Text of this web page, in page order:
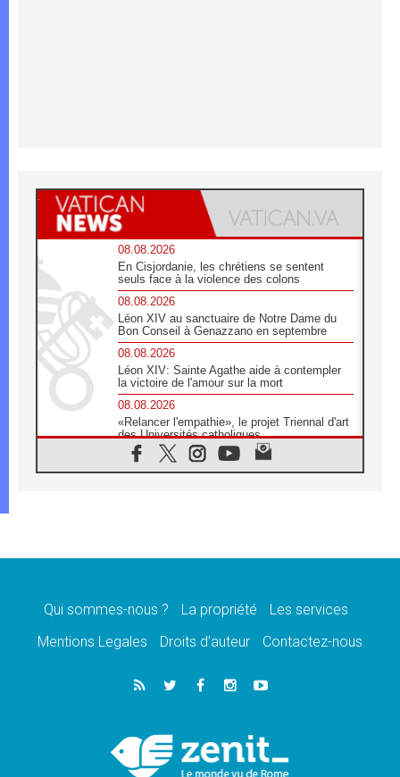
08.08.2026
En Cisjordanie, les chrétiens se sentent
seuls face à la violence des colons
08.08.2026
Léon XIV au sanctuaire de Notre Dame du
Bon Conseil à Genazzano en septembre
08.08.2026
Léon XIV: Sainte Agathe aide à contempler
la victoire de l'amour sur la mort
08.08.2026
«Relancer l'empathie», le projet Triennal d'art
des Universités catholiques
08.08.2026
Signis 2026, donner la parole aux religieuses
07.08.2026
07.08.2026
de l'Assomption et mémoire nationale
«La paix commence par l'empathie» estime
le cardinal Parolin
En Colombie, «la paix ne s'achète pas avec
une signature»
Qui sommes-nous ? La propriété
Les services
Mentions Legales
Droits d’auteur Contactez-nous